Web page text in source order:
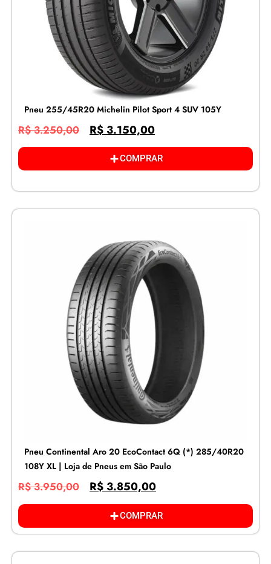
Pneu 255/45R20 Michelin Pilot Sport 4 SUV 105Y
R$3.250,00 R$ 3.150,00
COMPRAR
Pneu Continental Aro 20 EcoContact 6Q (*) 285/40R20
108Y XL | Loja de Pneus em São Paulo
R$3.950,00 R$ 3.850,00
COMPRAR